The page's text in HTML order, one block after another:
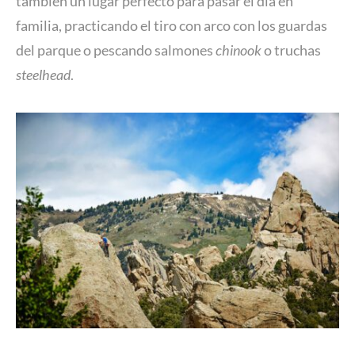
familia, practicando el tiro con arco con los guardas
del parque o pescando salmoneschinooko truchas
steelhead.